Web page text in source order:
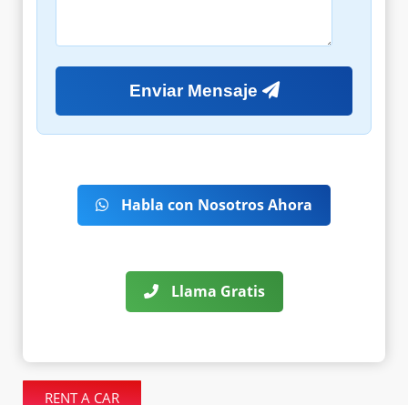
Enviar Mensaje
Habla con Nosotros Ahora
Llama Gratis
RENT A CAR